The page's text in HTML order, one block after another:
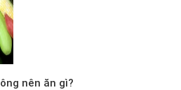
nên ăn gì?